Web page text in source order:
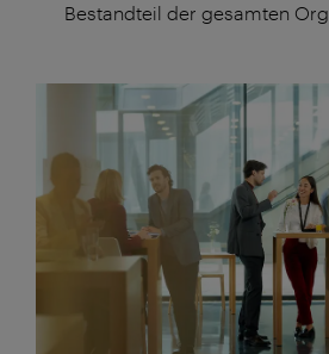
Bestandteil der gesamten